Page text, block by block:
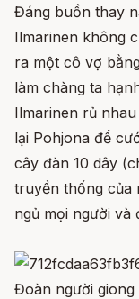
Đáng buồn thay
Ilmarinen không
ra một cô vợ
làm chàng ta
Ilmarinen rủ
lại Pohjona để
cây đàn 10 dây
truyền thống của
ngủ mọi người và
Đoàn người